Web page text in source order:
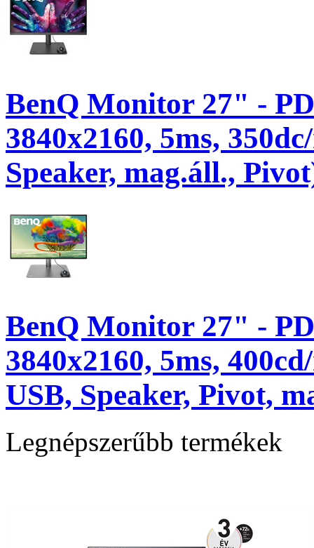
BenQ Monitor 27" -
3840x2160, 5ms,
Speaker, mag.áll.,
BenQ Monitor 27" -
3840x2160, 5ms,
USB, Speaker, Pivot,
Legnépszerűbb termékek